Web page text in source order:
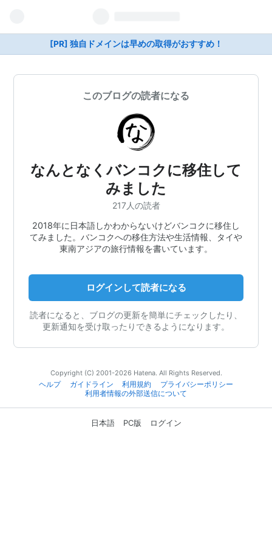
[PR] 独自ドメインは早めの取得がおすすめ！
このブログの読者になる
なんとなくバンコクに移住して
みました
217人の読者
2018年に日本語しかわからないけどバンコクに移住し
てみました。バンコクへの移住方法や生活情報、タイや
東南アジアの旅行情報を書いています。
ログインして読者になる
読者になると、ブログの更新を簡単にチェックしたり、
更新通知を受け取ったりできるようになります。
Copyright (C) 2001-2026 Hatena. All Rights Reserved.
ヘルプ
ガイドライン 利用規約
プライバシーポリシー
利用者情報の外部送信について
日本語 PC版 ログイン